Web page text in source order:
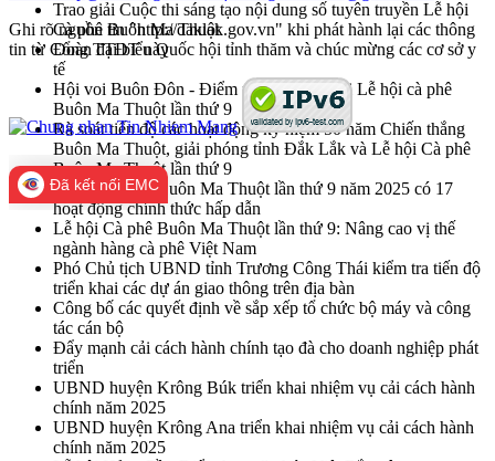
Trao giải Cuộc thi sáng tạo nội dung số tuyên truyền Lễ hội
Cà phê Buôn Ma Thuột
Đoàn đại biểu Quốc hội tỉnh thăm và chúc mừng các cơ sở y
tế
Hội voi Buôn Đôn - Điểm nhấn đặc sắc tại Lễ hội cà phê
Buôn Ma Thuột lần thứ 9
Rà soát tiến độ các hoạt động kỷ niệm 50 năm Chiến thắng
Buôn Ma Thuột, giải phóng tỉnh Đắk Lắk và Lễ hội Cà phê
Buôn Ma Thuột lần thứ 9
Lễ hội Cà phê Buôn Ma Thuột lần thứ 9 năm 2025 có 17
hoạt động chính thức hấp dẫn
Lễ hội Cà phê Buôn Ma Thuột lần thứ 9: Nâng cao vị thế
ngành hàng cà phê Việt Nam
Phó Chủ tịch UBND tỉnh Trương Công Thái kiểm tra tiến độ
triển khai các dự án giao thông trên địa bàn
Công bố các quyết định về sắp xếp tổ chức bộ máy và công
tác cán bộ
Đẩy mạnh cải cách hành chính tạo đà cho doanh nghiệp phát
triển
UBND huyện Krông Búk triển khai nhiệm vụ cải cách hành
chính năm 2025
UBND huyện Krông Ana triển khai nhiệm vụ cải cách hành
chính năm 2025
Ghi rõ nguồn tin "http://daklak.gov.vn" khi phát hành lại các thông
tin từ Cổng TTĐT này
Đã kết nối EMC